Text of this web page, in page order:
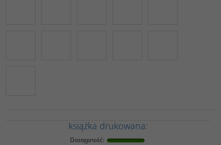
książka drukowana:
Dostępność: